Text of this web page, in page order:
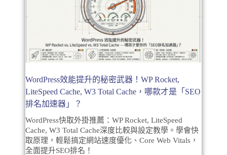
WordPress效能提升的秘密武器！WP Rocket,
LiteSpeed Cache, W3 Total Cache，哪款才是「SEO
排名加速器」？
WordPress快取外掛推薦：WP Rocket, LiteSpeed
Cache, W3 Total Cache深度比較與設定教學。學會快
取原理，輕鬆搞定網站速度優化、Core Web Vitals，
全面提升SEO排名！